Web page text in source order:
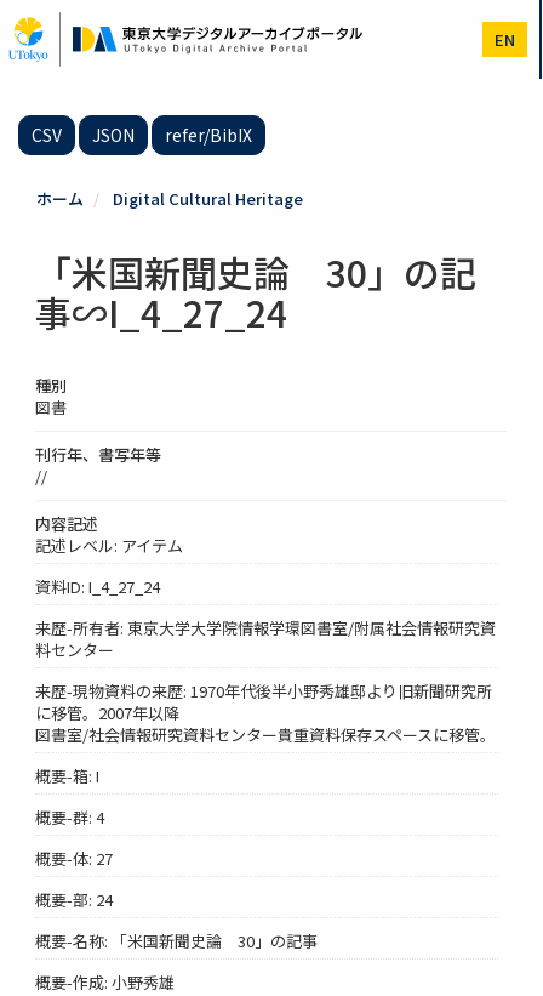
イ
ン
EN
CSV JSON refer/BibIX
ホーム Digital Cultural Heritage
「米国新聞史論 30」の記
事∽I_4_27_24
種別
図書
刊行年、書写年等
//
内容記述
記述レベル: アイテム
資料ID: I_4_27_24
来歴-所有者: 東京大学大学院情報学環図書室/附属社会情報研究資
料センター
来歴-現物資料の来歴: 1970年代後半小野秀雄邸より旧新聞研究所
に移管。2007年以降
図書室/社会情報研究資料センター貴重資料保存スペースに移管。
概要-箱: I
概要-群: 4
概要-体: 27
概要-部: 24
概要-名称: 「米国新聞史論 30」の記事
概要-作成: 小野秀雄